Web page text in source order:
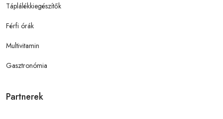
Táplálékkiegészítők
Férfi órák
Multivitamin
Gasztronómia
Partnerek